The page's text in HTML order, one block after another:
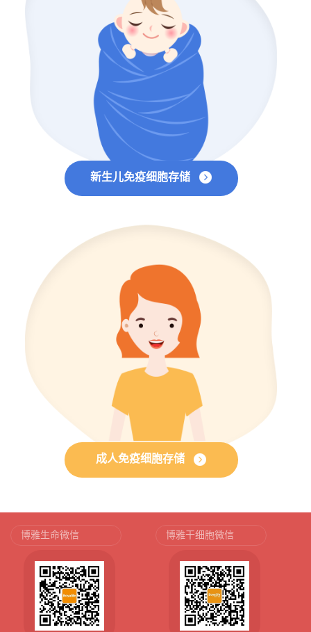
新生儿免疫细胞存储
成人免疫细胞存储
博雅生命微信 博雅干细胞微信